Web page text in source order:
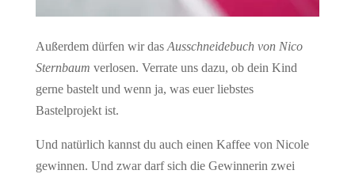
Außerdem dürfen wir das Ausschneidebuch von Nico
Sternbaum verlosen. Verrate uns dazu, ob dein Kind
gerne bastelt und wenn ja, was euer liebstes
Bastelprojekt ist.
Und natürlich kannst du auch einen Kaffee von Nicole
gewinnen. Und zwar darf sich die Gewinnerin zwei